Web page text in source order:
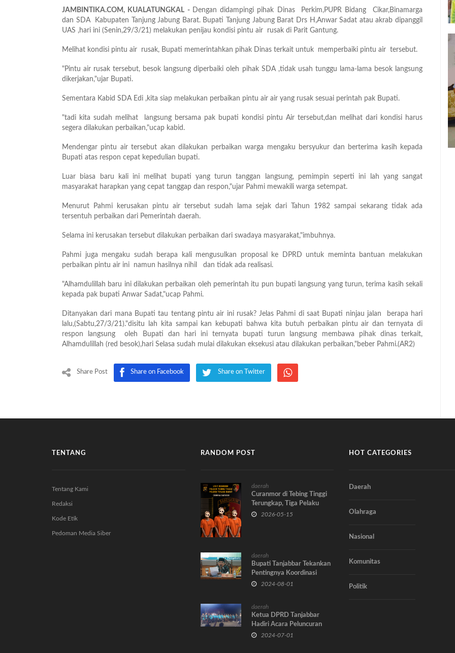
JAMBINTIKA.COM, KUALATUNGKAL - Dengan didampingi pihak Dinas Perkim,PUPR Bidang Cikar,Binamarga
dan SDA Kabupaten Tanjung Jabung Barat. Bupati Tanjung Jabung Barat Drs H,Anwar Sadat atau akrab dipanggil
UAS ,hari ini (Senin,29/3/21) melakukan penijau kondisi pintu air rusak di Parit Gantung.
Melihat kondisi pintu air rusak, Bupati memerintahkan pihak Dinas terkait untuk memperbaiki pintu air tersebut.
"Pintu air rusak tersebut, besok langsung diperbaiki oleh pihak SDA ,tidak usah tunggu lama-lama besok langsung
dikerjakan,"ujar Bupati.
Sementara Kabid SDA Edi ,kita siap melakukan perbaikan pintu air air yang rusak sesuai perintah pak Bupati.
"tadi kita sudah melihat langsung bersama pak bupati kondisi pintu Air tersebut,dan melihat dari kondisi harus
segera dilakukan perbaikan,"ucap kabid.
Mendengar pintu air tersebut akan dilakukan perbaikan warga mengaku bersyukur dan berterima kasih kepada
Bupati atas respon cepat kepedulian bupati.
Luar biasa baru kali ini melihat bupati yang turun tanggan langsung, pemimpin seperti ini lah yang sangat
masyarakat harapkan yang cepat tanggap dan respon,"ujar Pahmi mewakili warga setempat.
Menurut Pahmi kerusakan pintu air tersebut sudah lama sejak dari Tahun 1982 sampai sekarang tidak ada
tersentuh perbaikan dari Pemerintah daerah.
Selama ini kerusakan tersebut dilakukan perbaikan dari swadaya masyarakat,"imbuhnya.
Pahmi juga mengaku sudah berapa kali mengusulkan proposal ke DPRD untuk meminta bantuan melakukan
perbaikan pintu air ini namun hasilnya nihil dan tidak ada realisasi.
"Alhamdulillah baru ini dilakukan perbaikan oleh pemerintah itu pun bupati langsung yang turun, terima kasih sekali
kepada pak bupati Anwar Sadat,"ucap Pahmi.
Ditanyakan dari mana Bupati tau tentang pintu air ini rusak? Jelas Pahmi di saat Bupati ninjau jalan berapa hari
lalu,(Sabtu,27/3/21)."disitu lah kita sampai kan kebupati bahwa kita butuh perbaikan pintu air dan ternyata di
respon langsung oleh Bupati dan hari ini ternyata bupati turun langsung membawa pihak dinas terkait,
Alhamdulillah (red besok),hari Selasa sudah mulai dilakukan eksekusi atau dilakukan perbaikan,"beber Pahmi.(AR2)
Share Post Share on Facebook Share on Twitter
TENTANG
Tentang Kami
Redaksi
Kode Etik
Pedoman Media Siber
RANDOM POST
daerah
Curanmor di Tebing Tinggi
Terungkap, Tiga Pelaku
Diamankan Polisi
2026-05-15
daerah
Bupati Tanjabbar Tekankan
Pentingnya Koordinasi
untuk Pembayaran TPP
2024-08-01
daerah
Ketua DPRD Tanjabbar
Hadiri Acara Peluncuran
Pilkada Serentak 2024 KPU
2024-07-01
HOT CATEGORIES
Daerah
Olahraga
Nasional
Komunitas
Politik